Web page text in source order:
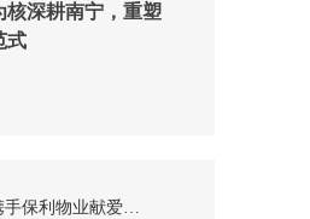
核深耕南宁，重塑
式
手保利物业献爱